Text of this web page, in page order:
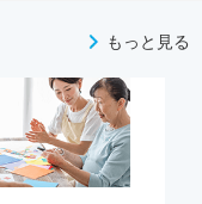
もっと見る